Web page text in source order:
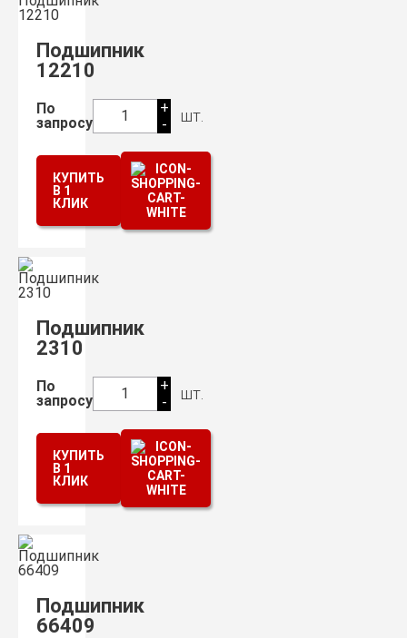
Подшипник
12210
По
запросу
1
+
-
шт.
КУПИТЬ
В 1
КЛИК
Подшипник
2310
По
запросу
1
+
-
шт.
КУПИТЬ
В 1
КЛИК
Подшипник
66409